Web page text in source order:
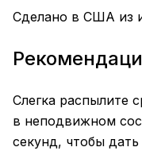
Сделано в США из
Слегка распылите
в неподвижном
секунд, чтобы